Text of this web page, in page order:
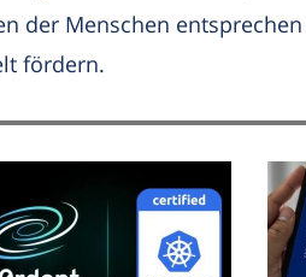
der Menschen
fördern.